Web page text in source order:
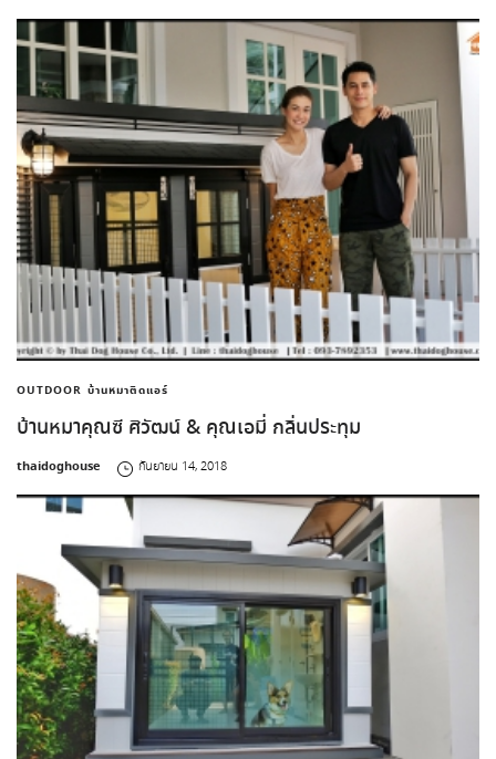
OUTDOOR บ้านหมาติดแอร์
บ้านหมาคุณซี ศิวัฒน์ & คุณเอมี่ กลิ่นประทุม
by
thaidoghouse กันยายน 14, 2018